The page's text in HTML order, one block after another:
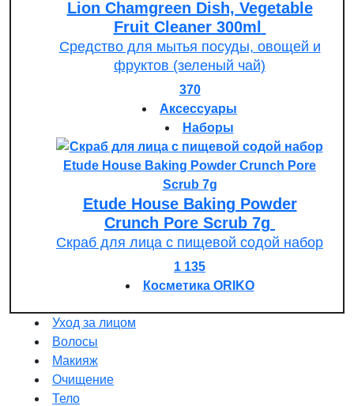
Lion Chamgreen Dish, Vegetable
Fruit Cleaner 300ml
Средство для мытья посуды, овощей и
фруктов (зеленый чай)
370
Аксессуары
Наборы
Etude House Baking Powder
Crunch Pore Scrub 7g
Скраб для лица с пищевой содой набор
1 135
Косметика ORIKO
Уход за лицом
Волосы
Макияж
Очищение
Тело